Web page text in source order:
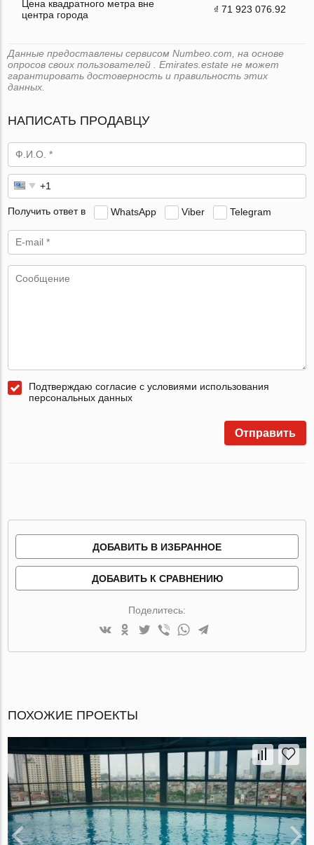
Цена квадратного метра вне
центра города
₫ 71 923 076.92
Данные предоставлены сервисом Numbeo.com, на основе
опросов своих пользователей . Emirates.estate не может
гарантировать достоверность и правильность этих
данных.
НАПИСАТЬ ПРОДАВЦУ
Получить ответ в WhatsApp Viber Telegram
Подтверждаю согласие с условиями использования
персональных данных
Отправить
ДОБАВИТЬ В ИЗБРАННОЕ
ДОБАВИТЬ К СРАВНЕНИЮ
Поделитесь:
ПОХОЖИЕ ПРОЕКТЫ